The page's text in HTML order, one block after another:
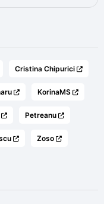
Cristina Chipurici
KorinaMS
Petreanu
Zoso